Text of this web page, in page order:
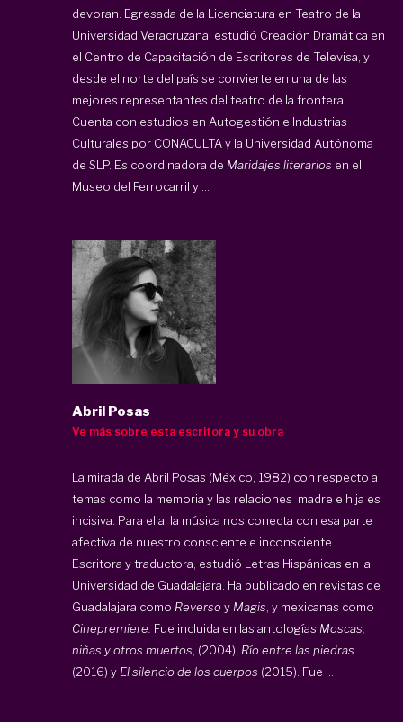
devoran. Egresada de la Licenciatura en Teatro de la
Universidad Veracruzana, estudió Creación Dramática en
el Centro de Capacitación de Escritores de Televisa, y
desde el norte del país se convierte en una de las
mejores representantes del teatro de la frontera.
Cuenta con estudios en Autogestión e Industrias
Culturales por CONACULTA y la Universidad Autónoma
de SLP. Es coordinadora de Maridajes literarios en el
Museo del Ferrocarril y ...
Abril Posas
Ve más sobre esta escritora y su obra
La mirada de Abril Posas (México, 1982) con respecto a
temas como la memoria y las relaciones madre e hija es
incisiva. Para ella, la música nos conecta con esa parte
afectiva de nuestro consciente e inconsciente.
Escritora y traductora, estudió Letras Hispánicas en la
Universidad de Guadalajara. Ha publicado en revistas de
Guadalajara como Reversoy Magis , y mexicanas como
Cinepremiere. Fue incluida en las antologías Moscas,
niñas y otros muertos , (2004), Río entre las piedras
(2016) y El silencio de los cuerpos (2015). Fue ...